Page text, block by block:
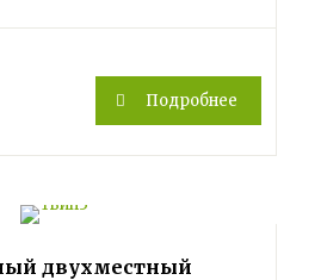
Подробнее
двухместный